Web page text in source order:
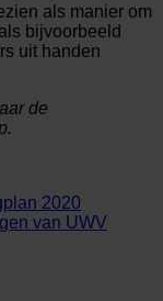
als manier om
bijvoorbeeld
uit handen
de
2020
van UWV